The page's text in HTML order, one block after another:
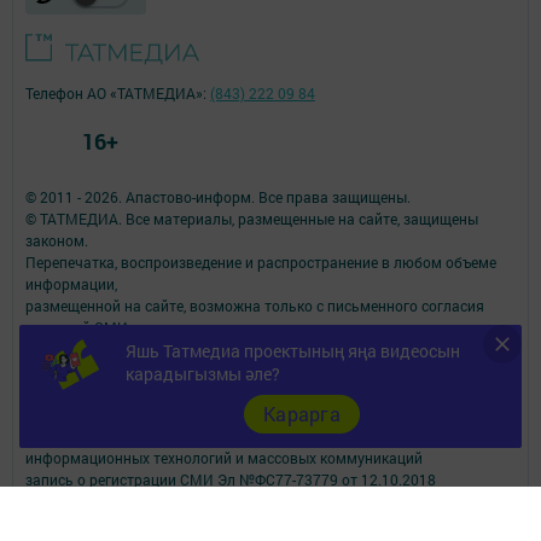
Яшь Татмедиа проектының яңа видеосын
карадыгызмы әле?
Карарга
© 2011 - 2026. Апастово-информ. Все права защищены.
© ТАТМЕДИА. Все материалы, размещенные на сайте, защищены
законом.
Перепечатка, воспроизведение и распространение в любом объеме
информации,
размещенной на сайте, возможна только с письменного согласия
редакций СМИ.
При поддержке Республиканского агентства по печати и массовым
коммуникациям.
Наименование СМИ: Апастово-информ
СМИ зарегистрировано Федеральной службой по надзору в сфере
информационных технологий и массовых коммуникаций
запись о регистрации СМИ Эл №ФС77-73779 от 12.10.2018
Телефон АО «ТАТМЕДИА»: (843) 222 09 84
16+